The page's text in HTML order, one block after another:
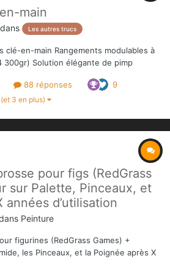
main
Les autres trucs
clé-en-main Rangements modulables à
300gr) Solution élégante de pimp
(all-in sauf dragon/Yogah) D...
88 réponses 9
(et 3 en plus)
pour figs (RedGrass
sur Palette, Pinceaux, et
années d’utilisation
Peinture
figurines (RedGrass Games) +
les Pinceaux, et la Poignée après X